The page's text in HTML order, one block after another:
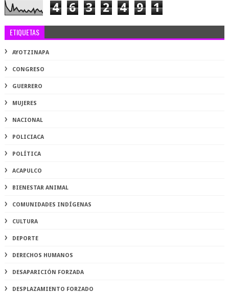
4 6 3 2 4 9 1
ETIQUETAS
AYOTZINAPA
CONGRESO
GUERRERO
MUJERES
NACIONAL
POLICIACA
POLÍTICA
ACAPULCO
BIENESTAR ANIMAL
COMUNIDADES INDÍGENAS
CULTURA
DEPORTE
DERECHOS HUMANOS
DESAPARICIÓN FORZADA
DESPLAZAMIENTO FORZADO